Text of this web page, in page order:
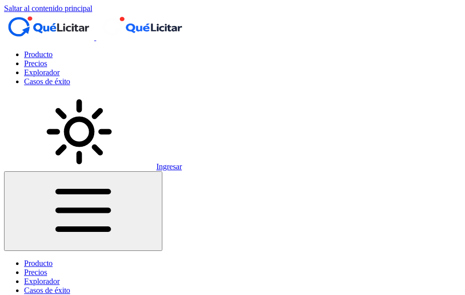
Saltar al contenido principal
Producto
Precios
Explorador
Casos de éxito
Ingresar
Producto
Precios
Explorador
Casos de éxito